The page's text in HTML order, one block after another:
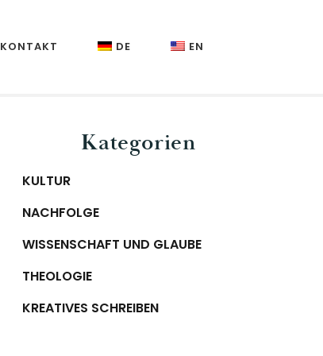
KONTAKT DE EN
SidebarKategorien
KULTUR
NACHFOLGE
WISSENSCHAFT UND GLAUBE
THEOLOGIE
KREATIVES SCHREIBEN